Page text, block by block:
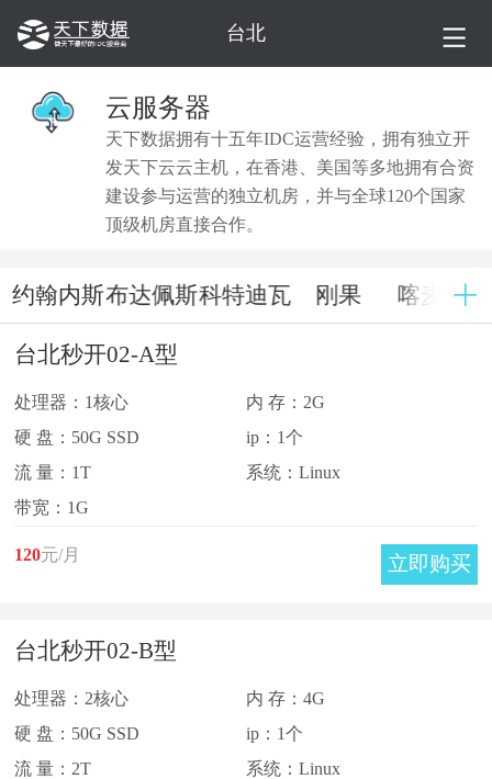
台北
云服务器
天下数据拥有十五年IDC运营经验，拥有独立开
发天下云云主机，在香港、美国等多地拥有合资
建设参与运营的独立机房，并与全球120个国家
顶级机房直接合作。
约翰内斯
堡
布达佩斯科特迪瓦 刚果 喀麦隆
台北秒开02-A型
处理器：1核心
硬 盘：50G SSD
流 量：1T
带宽：1G
内 存：2G
ip：1个
系统：Linux
120元/月 立即购买
台北秒开02-B型
处理器：2核心
硬 盘：50G SSD
流 量：2T
内 存：4G
ip：1个
系统：Linux